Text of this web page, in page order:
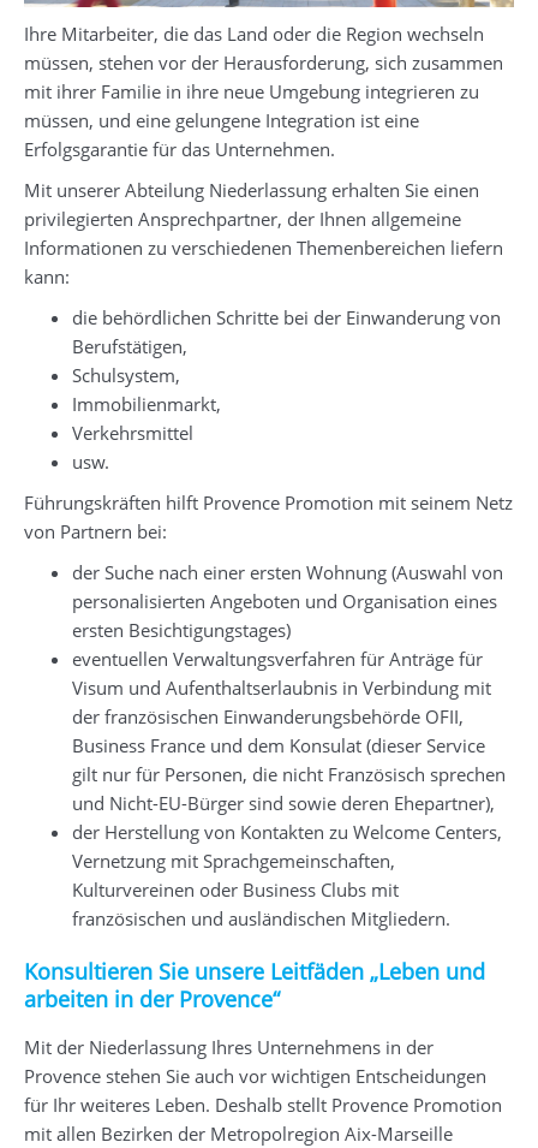
Ihre Mitarbeiter, die das Land oder die Region wechseln
müssen, stehen vor der Herausforderung, sich zusammen
mit ihrer Familie in ihre neue Umgebung integrieren zu
müssen, und eine gelungene Integration ist eine
Erfolgsgarantie für das Unternehmen.
Mit unserer Abteilung Niederlassung erhalten Sie einen
privilegierten Ansprechpartner, der Ihnen allgemeine
Informationen zu verschiedenen Themenbereichen liefern
kann:
die behördlichen Schritte bei der Einwanderung von
Berufstätigen,
Schulsystem,
Immobilienmarkt,
Verkehrsmittel
usw.
Führungskräften hilft Provence Promotion mit seinem Netz
von Partnern bei:
der Suche nach einer ersten Wohnung (Auswahl von
personalisierten Angeboten und Organisation eines
ersten Besichtigungstages)
eventuellen Verwaltungsverfahren für Anträge für
Visum und Aufenthaltserlaubnis in Verbindung mit
der französischen Einwanderungsbehörde OFII,
Business France und dem Konsulat (dieser Service
gilt nur für Personen, die nicht Französisch sprechen
und Nicht-EU-Bürger sind sowie deren Ehepartner),
der Herstellung von Kontakten zu Welcome Centers,
Vernetzung mit Sprachgemeinschaften,
Kulturvereinen oder Business Clubs mit
französischen und ausländischen Mitgliedern.
Konsultieren Sie unsere Leitfäden „Leben und
arbeiten in der Provence“
Mit der Niederlassung Ihres Unternehmens in der
Provence stehen Sie auch vor wichtigen Entscheidungen
für Ihr weiteres Leben. Deshalb stellt Provence Promotion
mit allen Bezirken der Metropolregion Aix-Marseille